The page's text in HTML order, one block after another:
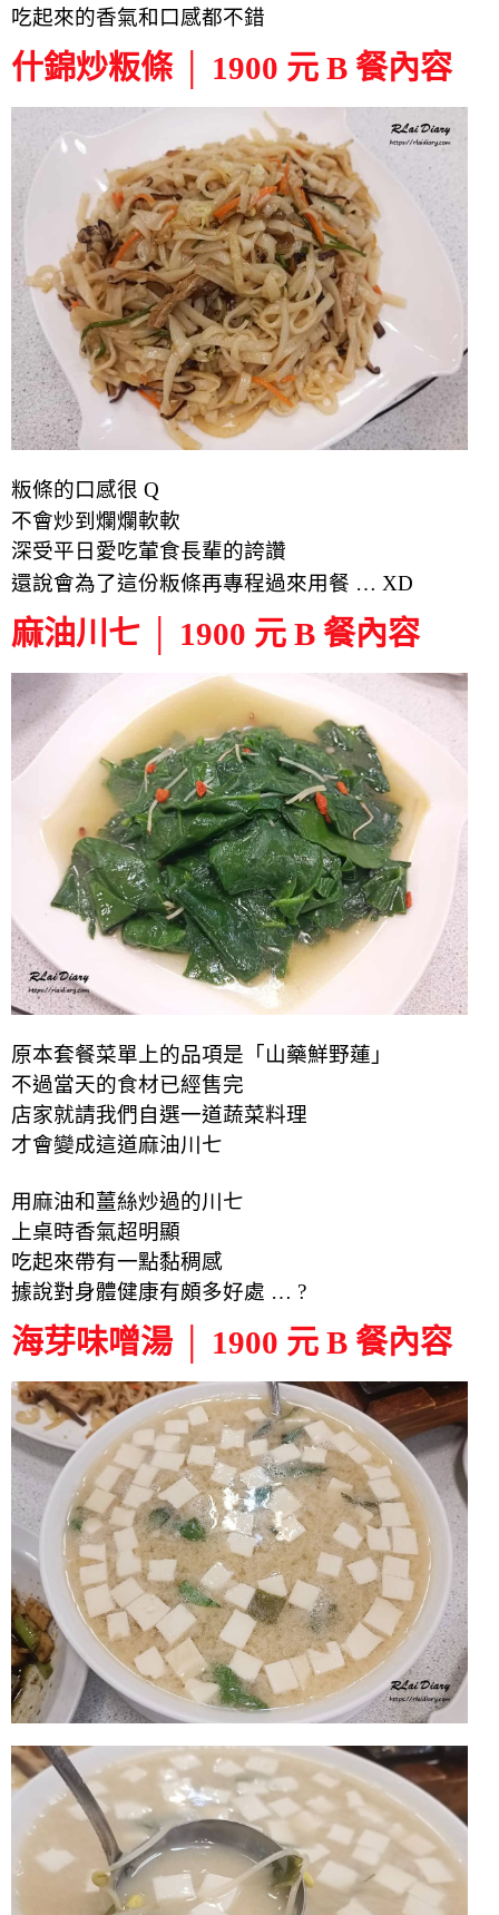
吃起來的香氣和口感都不錯
什錦炒粄條 │ 1900 元 B 餐內容
粄條的口感很 Q
不會炒到爛爛軟軟
深受平日愛吃葷食長輩的誇讚
還說會為了這份粄條再專程過來用餐 … XD
麻油川七 │ 1900 元 B 餐內容
原本套餐菜單上的品項是「山藥鮮野蓮」
不過當天的食材已經售完
店家就請我們自選一道蔬菜料理
才會變成這道麻油川七
用麻油和薑絲炒過的川七
上桌時香氣超明顯
吃起來帶有一點黏稠感
據說對身體健康有頗多好處 … ?
海芽味噌湯 │ 1900 元 B 餐內容